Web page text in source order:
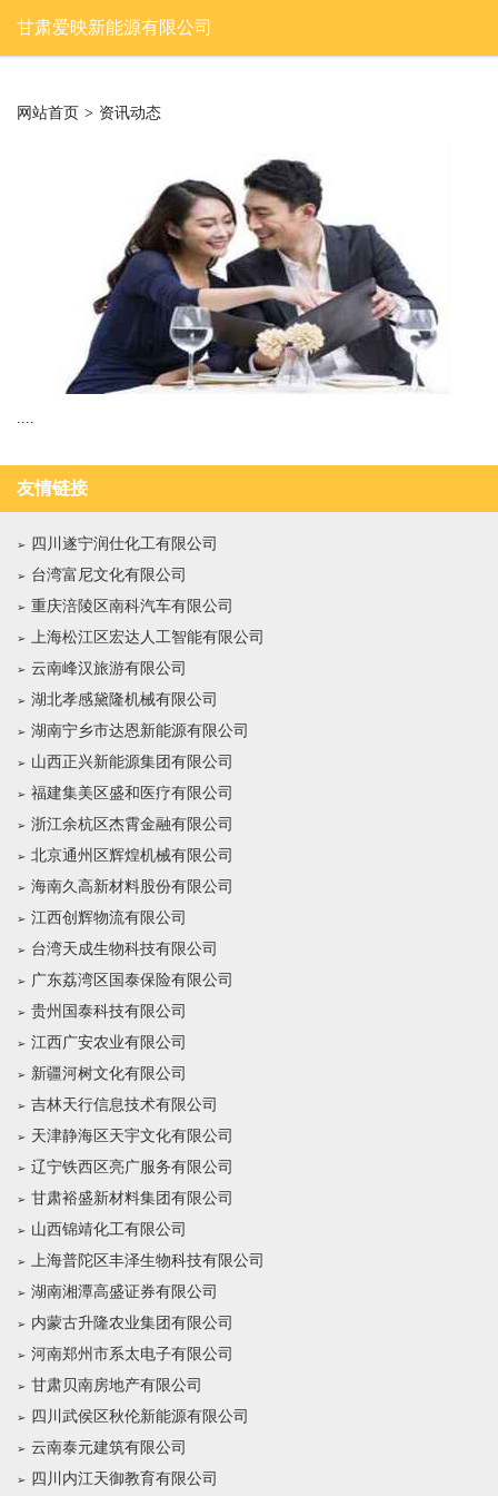
甘肃爱映新能源有限公司
网站首页 > 资讯动态
....
友情链接
四川遂宁润仕化工有限公司
台湾富尼文化有限公司
重庆涪陵区南科汽车有限公司
上海松江区宏达人工智能有限公司
云南峰汉旅游有限公司
湖北孝感黛隆机械有限公司
湖南宁乡市达恩新能源有限公司
山西正兴新能源集团有限公司
福建集美区盛和医疗有限公司
浙江余杭区杰霄金融有限公司
北京通州区辉煌机械有限公司
海南久高新材料股份有限公司
江西创辉物流有限公司
台湾天成生物科技有限公司
广东荔湾区国泰保险有限公司
贵州国泰科技有限公司
江西广安农业有限公司
新疆河树文化有限公司
吉林天行信息技术有限公司
天津静海区天宇文化有限公司
辽宁铁西区亮广服务有限公司
甘肃裕盛新材料集团有限公司
山西锦靖化工有限公司
上海普陀区丰泽生物科技有限公司
湖南湘潭高盛证券有限公司
内蒙古升隆农业集团有限公司
河南郑州市系太电子有限公司
甘肃贝南房地产有限公司
四川武侯区秋伦新能源有限公司
云南泰元建筑有限公司
四川内江天御教育有限公司